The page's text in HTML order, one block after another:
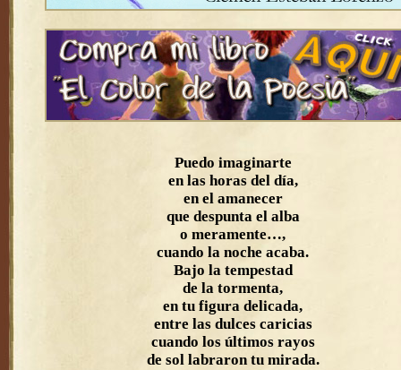
Puedo imaginarte
en las horas del día,
en el amanecer
que despunta el alba
o meramente…,
cuando la noche acaba.
Bajo la tempestad
de la tormenta,
en tu figura delicada,
entre las dulces caricias
cuando los últimos rayos
de sol labraron tu mirada.